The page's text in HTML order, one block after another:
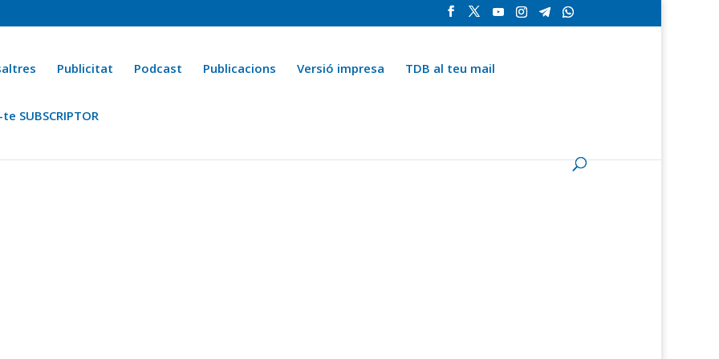
Publicitat Podcast Publicacions Versió impresa TDB al teu mail
SUBSCRIPTOR
Ara fa 25 anys